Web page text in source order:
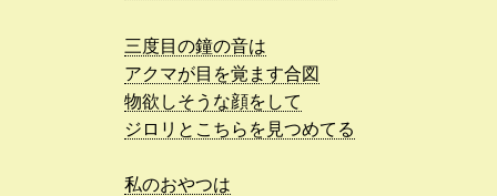
三度目の鐘の音は
アクマが目を覚ます合図
物欲しそうな顔をして
ジロリとこちらを見つめてる
私のおやつは